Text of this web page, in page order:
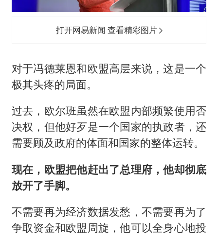
打开网易新闻 查看精彩图片
对于冯德莱恩和欧盟高层来说，这是一个
极其头疼的局面。
过去，欧尔班虽然在欧盟内部频繁使用否
决权，但他好歹是一个国家的执政者，还
需要顾及政府的体面和国家的整体运转。
现在，欧盟把他赶出了总理府，他却彻底
放开了手脚。
不需要再为经济数据发愁，不需要再为了
争取资金和欧盟周旋，他可以全身心地投